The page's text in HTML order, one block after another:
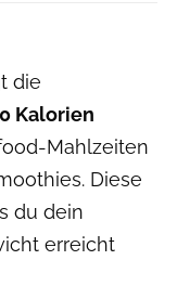
die
Kalorien
Mahlzeiten
Diese
du dein
erreicht